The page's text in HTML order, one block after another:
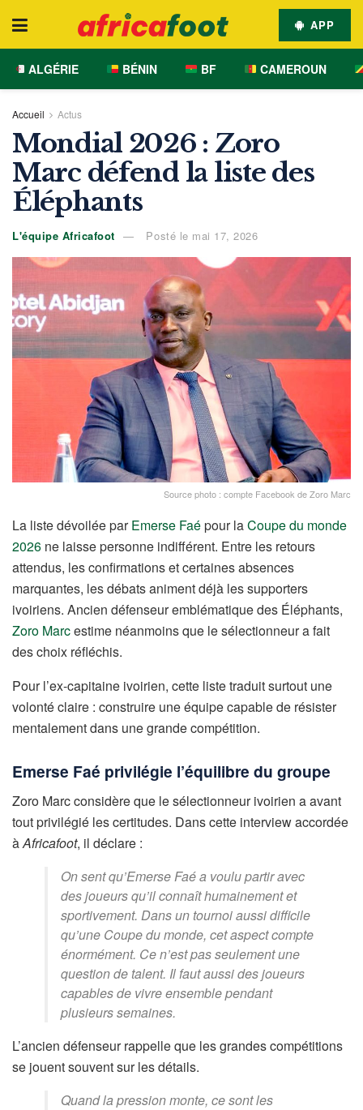
APP
ALGÉRIE BÉNIN BF CAMEROUN
Accueil Actus
Mondial 2026 : Zoro
Marc défend la liste des
Éléphants
L'équipe Africafoot Posté le mai 17, 2026
Source photo : compte Facebook de Zoro Marc
La liste dévoilée parEmerse Faépour laCoupe du monde
2026 ne laisse personne indifférent. Entre les retours
attendus, les confirmations et certaines absences
marquantes, les débats animent déjà les supporters
ivoiriens. Ancien défenseur emblématique des Éléphants,
Zoro Marcestime néanmoins que le sélectionneur a fait
des choix réfléchis.
Pour l’ex-capitaine ivoirien, cette liste traduit surtout une
volonté claire : construire une équipe capable de résister
mentalement dans une grande compétition.
Emerse Faé privilégie l’équilibre du groupe
Zoro Marc considère que le sélectionneur ivoirien a avant
tout privilégié les certitudes. Dans cette interview accordée
àAfricafoot, il déclare :
On sent qu’Emerse Faé a voulu partir avec
des joueurs qu’il connaît humainement et
sportivement. Dans un tournoi aussi difficile
qu’une Coupe du monde, cet aspect compte
énormément. Ce n’est pas seulement une
question de talent. Il faut aussi des joueurs
capables de vivre ensemble pendant
plusieurs semaines.
L’ancien défenseur rappelle que les grandes compétitions
se jouent souvent sur les détails.
Quand la pression monte, ce sont les